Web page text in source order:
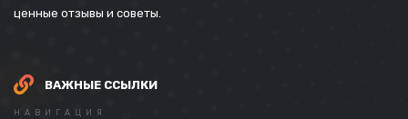
ценные отзывы и советы.
ВАЖНЫЕ ССЫЛКИ
НАВИГАЦИЯ